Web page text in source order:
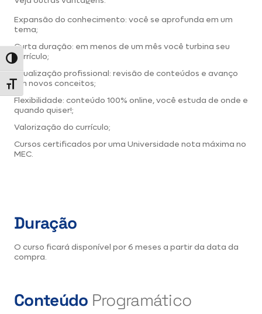
Alternar alto contraste
Alternar tamanho da fonte
Expansão do conhecimento: você se aprofunda em um
tema;
Curta duração: em menos de um mês você turbina seu
currículo;
Atualização profissional: revisão de conteúdos e avanço
em novos conceitos;
Flexibilidade: conteúdo 100% online, você estuda de onde e
quando quiser!;
Valorização do currículo;
Cursos certificados por uma Universidade nota máxima no
MEC.
Duração
O curso ficará disponível por 6 meses a partir da data da
compra.
Conteúdo Programático